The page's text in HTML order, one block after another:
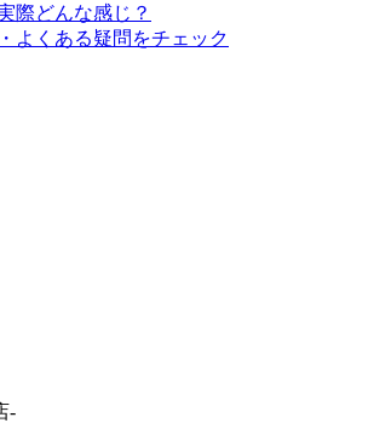
際どんな感じ？
よくある疑問をチェック
-